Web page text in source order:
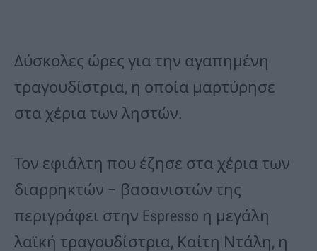
Δύσκολες ώρες για την αγαπημένη
τραγουδίστρια, η οποία μαρτύρησε
στα χέρια των ληστών.
Τον εφιάλτη που έζησε στα χέρια των
διαρρηκτών – βασανιστών της
περιγράφει στην Espresso η μεγάλη
λαϊκή τραγουδίστρια, Καίτη Ντάλη, η